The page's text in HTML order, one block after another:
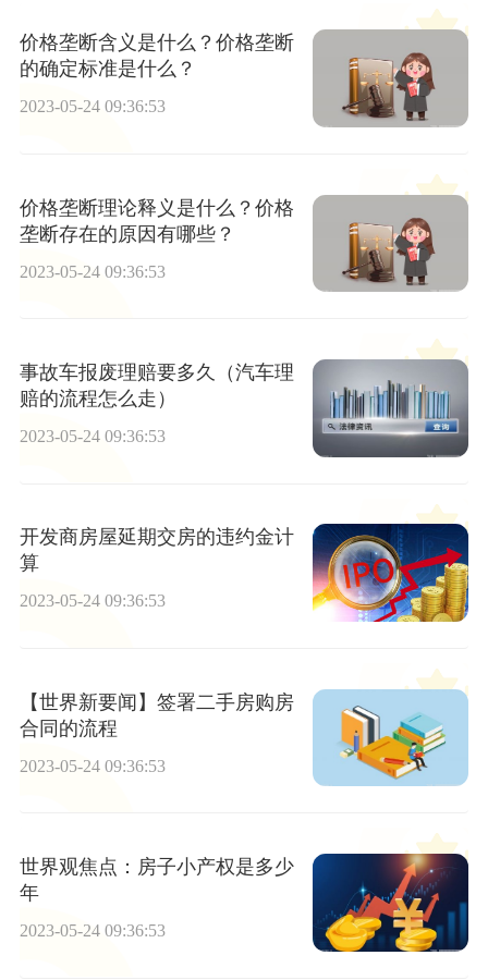
价格垄断含义是什么？价格垄断
的确定标准是什么？
2023-05-24 09:36:53
价格垄断理论释义是什么？价格
垄断存在的原因有哪些？
2023-05-24 09:36:53
事故车报废理赔要多久（汽车理
赔的流程怎么走）
2023-05-24 09:36:53
开发商房屋延期交房的违约金计
算
2023-05-24 09:36:53
【世界新要闻】签署二手房购房
合同的流程
2023-05-24 09:36:53
世界观焦点：房子小产权是多少
年
2023-05-24 09:36:53